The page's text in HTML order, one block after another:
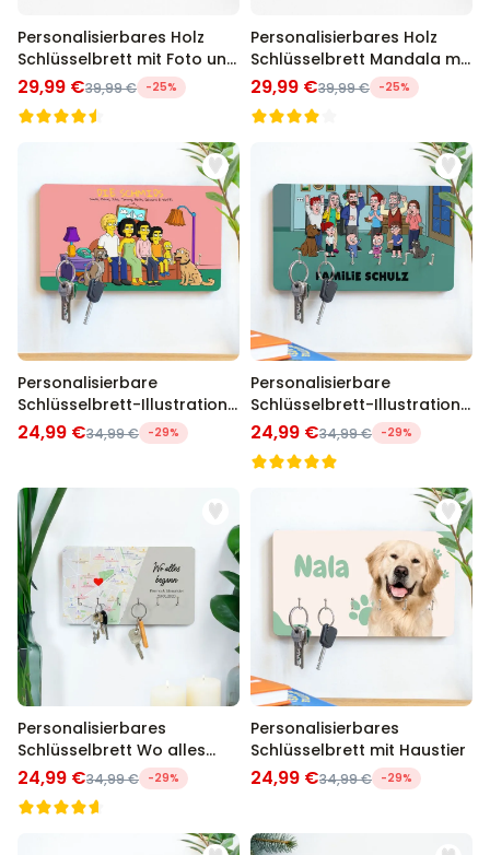
Personalisierbares Holz
Schlüsselbrett mit Foto und
Text
29,99 €39,99 € -25%
Personalisierbares Holz
Schlüsselbrett Mandala mit
Foto und Text
29,99 €39,99 € -25%
Personalisierbare
Schlüsselbrett-Illustration
Cartoon Familie
24,99 €34,99 € -29%
Personalisierbare
Schlüsselbrett-Illustration
Zeichentrick Familie
24,99 €34,99 € -29%
Personalisierbares
Schlüsselbrett Wo alles
Begann
24,99 €34,99 € -29%
Personalisierbares
Schlüsselbrett mit Haustier
24,99 €34,99 € -29%